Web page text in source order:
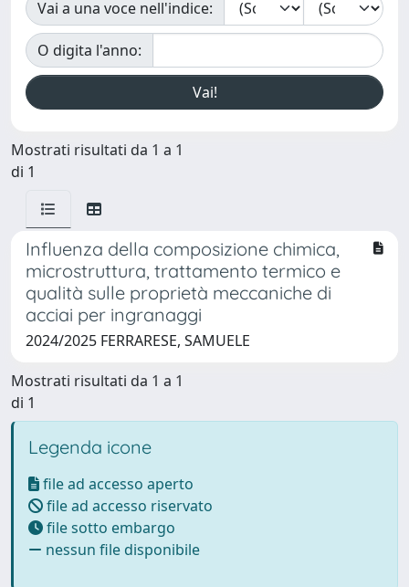
Vai a una voce nell'indice:
O digita l'anno:
Mostrati risultati da 1 a 1
di 1
Influenza della composizione chimica,
microstruttura, trattamento termico e
qualità sulle proprietà meccaniche di
acciai per ingranaggi
2024/2025 FERRARESE, SAMUELE
Mostrati risultati da 1 a 1
di 1
Legenda icone
file ad accesso aperto
file ad accesso riservato
file sotto embargo
nessun file disponibile